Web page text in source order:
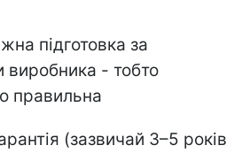
підготовка за
виробника - тобто
правильна
(зазвичай 3–5 років